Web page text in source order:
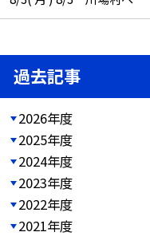
過去記事
2026年度
2025年度
2024年度
2023年度
2022年度
2021年度